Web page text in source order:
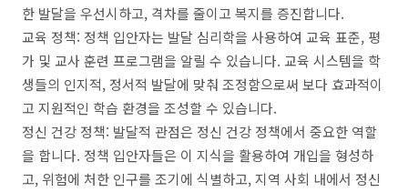
한 발달을 우선시하고, 격차를 줄이고 복지를 증진합니다.
교육 정책: 정책 입안자는 발달 심리학을 사용하여 교육 표준, 평
가 및 교사 훈련 프로그램을 알릴 수 있습니다. 교육 시스템을 학
생들의 인지적, 정서적 발달에 맞춰 조정함으로써 보다 효과적이
고 지원적인 학습 환경을 조성할 수 있습니다.
정신 건강 정책: 발달적 관점은 정신 건강 정책에서 중요한 역할
을 합니다. 정책 입안자들은 이 지식을 활용하여 개입을 형성하
고, 위험에 처한 인구를 조기에 식별하고, 지역 사회 내에서 정신